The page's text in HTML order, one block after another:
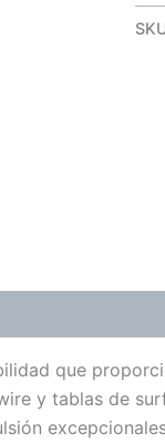
que
y tablas de